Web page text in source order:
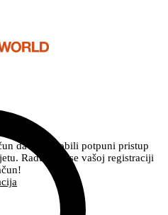
da biste dobili potpuni pristup
Radujemo se vašoj registraciji